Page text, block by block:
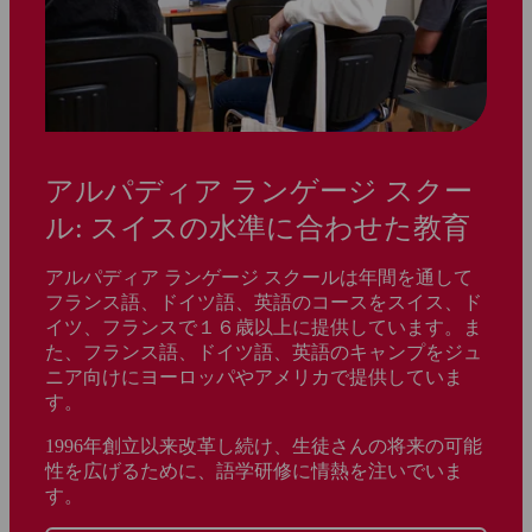
アルパディア ランゲージ スクー
ル: スイスの水準に合わせた教育
アルパディア ランゲージ スクールは年間を通して
フランス語、ドイツ語、英語のコースをスイス、ド
イツ、フランスで１６歳以上に提供しています。ま
た、フランス語、ドイツ語、英語のキャンプをジュ
ニア向けにヨーロッパやアメリカで提供していま
す。
1996年創立以来改革し続け、生徒さんの将来の可能
性を広げるために、語学研修に情熱を注いでいま
す。